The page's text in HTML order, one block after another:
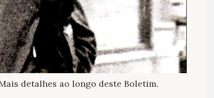
detalhes ao longo deste Boletim.